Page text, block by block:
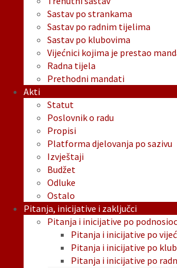
Sastav po strankama
Sastav po radnim tijelima
Sastav po klubovima
Vijećnici kojima je prestao
Radna tijela
Prethodni mandati
Akti
Statut
Poslovnik o radu
Propisi
Platforma djelovanja po sazivu
Izvještaji
Budžet
Odluke
Ostalo
Pitanja, inicijative i zaključci
Pitanja i inicijative po
Pitanja i inicijative po
Pitanja i inicijative po
Pitanja i inicijative po